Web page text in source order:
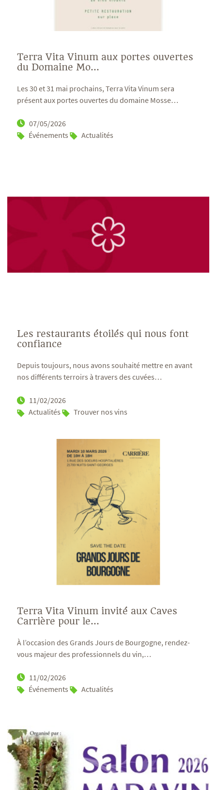
Terra Vita Vinum aux portes ouvertes
du Domaine Mo...
Les 30 et 31 mai prochains, Terra Vita Vinum sera
présent aux portes ouvertes du domaine Mosse…
07/05/2026
Événements
Actualités
Les restaurants étoilés qui nous font
confiance
Depuis toujours, nous avons souhaité mettre en avant
nos différents terroirs à travers des cuvées…
11/02/2026
Actualités
Trouver nos vins
Terra Vita Vinum invité aux Caves
Carrière pour le...
À l’occasion des Grands Jours de Bourgogne, rendez-
vous majeur des professionnels du vin,…
11/02/2026
Événements
Actualités